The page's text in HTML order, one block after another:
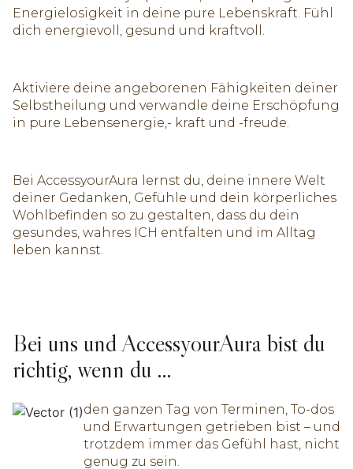
Energielosigkeit in deine pure Lebenskraft. Fühl
dich energievoll, gesund und kraftvoll.
Aktiviere deine angeborenen Fähigkeiten deiner
Selbstheilung und verwandle deine Erschöpfung
in pure Lebensenergie,- kraft und -freude.
Bei AccessyourAura lernst du, deine innere Welt
deiner Gedanken, Gefühle und dein körperliches
Wohlbefinden so zu gestalten, dass du dein
gesundes, wahres ICH entfalten und im Alltag
leben kannst.
Bei uns und AccessyourAura bist du
richtig, wenn du …
den ganzen Tag von Terminen, To-dos
und Erwartungen getrieben bist – und
trotzdem immer das Gefühl hast, nicht
genug zu sein.